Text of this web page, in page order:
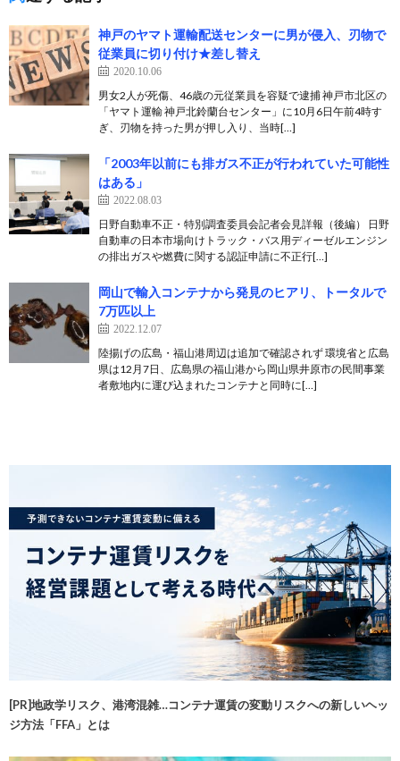
神戸のヤマト運輸配送センターに男が侵入、刃物で
従業員に切り付け★差し替え
2020.10.06
男女2人が死傷、46歳の元従業員を容疑で逮捕 神戸市北区の
「ヤマト運輸 神戸北鈴蘭台センター」に10月6日午前4時す
ぎ、刃物を持った男が押し入り、当時[…]
「2003年以前にも排ガス不正が行われていた可能性
はある」
2022.08.03
日野自動車不正・特別調査委員会記者会見詳報（後編） 日野
自動車の日本市場向けトラック・バス用ディーゼルエンジン
の排出ガスや燃費に関する認証申請に不正行[…]
岡山で輸入コンテナから発見のヒアリ、トータルで
7万匹以上
2022.12.07
陸揚げの広島・福山港周辺は追加で確認されず 環境省と広島
県は12月7日、広島県の福山港から岡山県井原市の民間事業
者敷地内に運び込まれたコンテナと同時に[…]
[PR]地政学リスク、港湾混雑…コンテナ運賃の変動リスクへの新しいヘッ
ジ方法「FFA」とは